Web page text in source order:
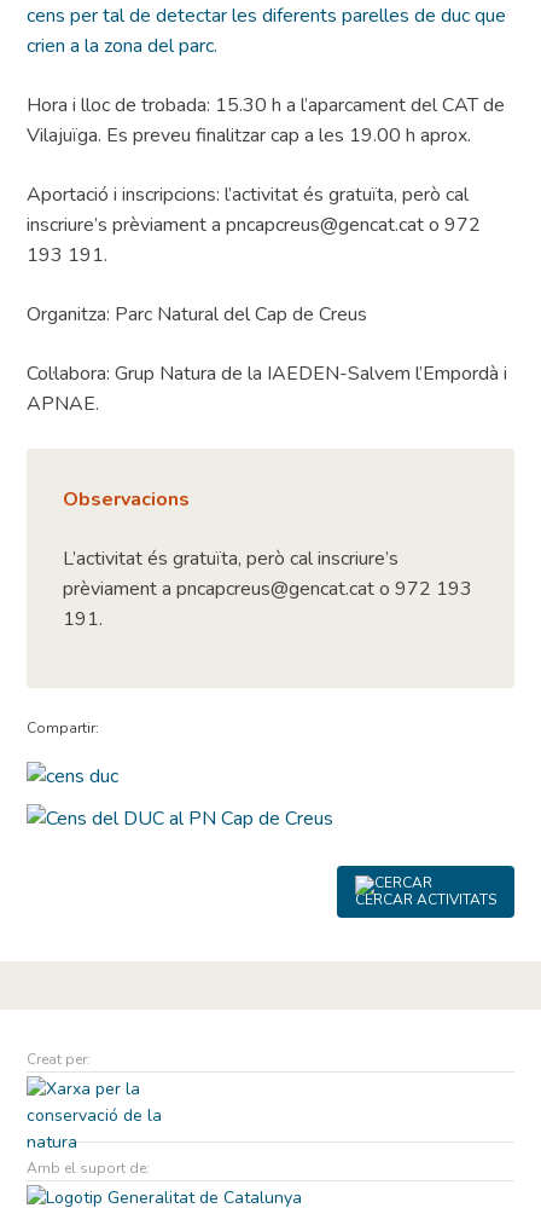
cens per tal de detectar les diferents parelles de duc que
crien a la zona del parc.
Hora i lloc de trobada: 15.30 h a l’aparcament del CAT de
Vilajuïga. Es preveu finalitzar cap a les 19.00 h aprox.
Aportació i inscripcions: l’activitat és gratuïta, però cal
inscriure’s prèviament a pncapcreus@gencat.cat o 972
193 191.
Organitza: Parc Natural del Cap de Creus
Col·labora: Grup Natura de la IAEDEN-Salvem l’Empordà i
APNAE.
Observacions
L’activitat és gratuïta, però cal inscriure’s
prèviament a pncapcreus@gencat.cat o 972 193
191.
Compartir:
CERCAR ACTIVITATS
Creat per:
Amb el suport de: